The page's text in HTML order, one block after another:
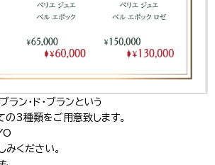
ラン・ド・ブランという
の3種類をご用意致します。
みください。